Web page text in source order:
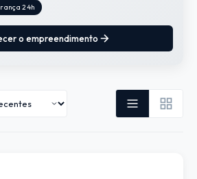
24h
o empreendimento